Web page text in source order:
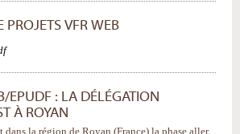
PROJETS VFR WEB
EPUDF : LA DÉLÉGATION
À ROYAN
dans la région de Royan (France) la phase aller